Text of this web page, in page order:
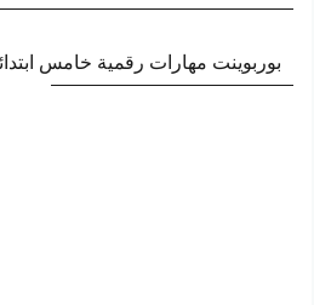
بوربوينت مهارات رقمية خامس